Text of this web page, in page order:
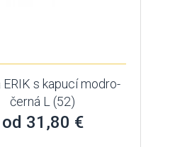
ERIK s kapucí modro-
černá L (52)
od 31,80 €